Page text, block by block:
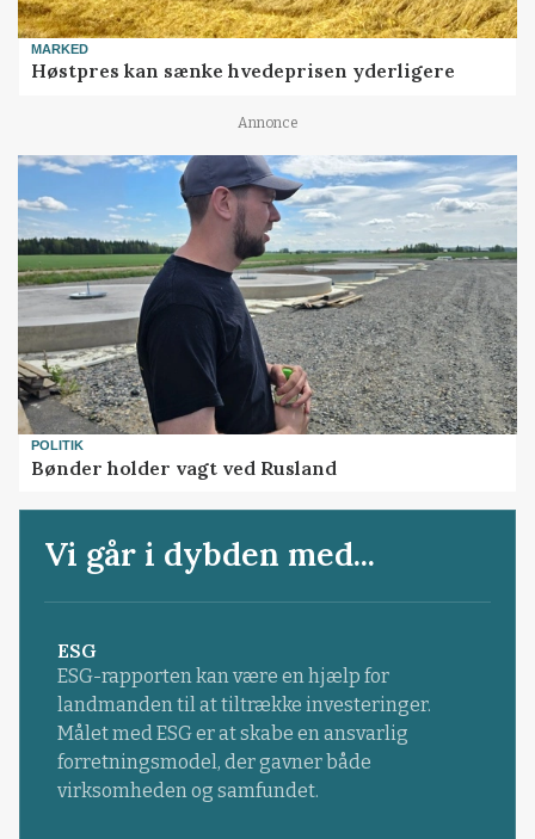
MARKED
Høstpres kan sænke hvedeprisen yderligere
Annonce
POLITIK
Bønder holder vagt ved Rusland
Vi går i dybden med...
ESG
ESG-rapporten kan være en hjælp for
landmanden til at tiltrække investeringer.
Målet med ESG er at skabe en ansvarlig
forretningsmodel, der gavner både
virksomheden og samfundet.